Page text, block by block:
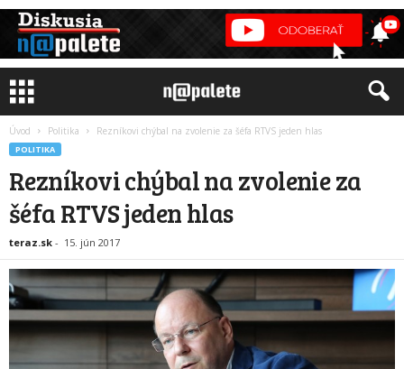
Úvod Politika Rezníkovi chýbal na zvolenie za šéfa RTVS jeden hlas
POLITIKA
Rezníkovi chýbal na zvolenie za
šéfa RTVS jeden hlas
teraz.sk - 15. jún 2017